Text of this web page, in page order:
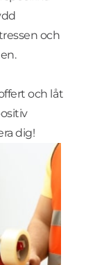
och
och låt
dig!